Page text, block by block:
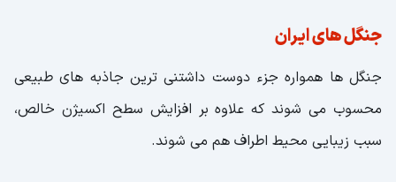
جنگل های ایران
جنگل ها همواره جزء دوست داشتنی ترین جاذبه های طبیعی
محسوب می شوند که علاوه بر افزایش سطح اکسیژن خالص،
سبب زیبایی محیط اطراف هم می شوند.